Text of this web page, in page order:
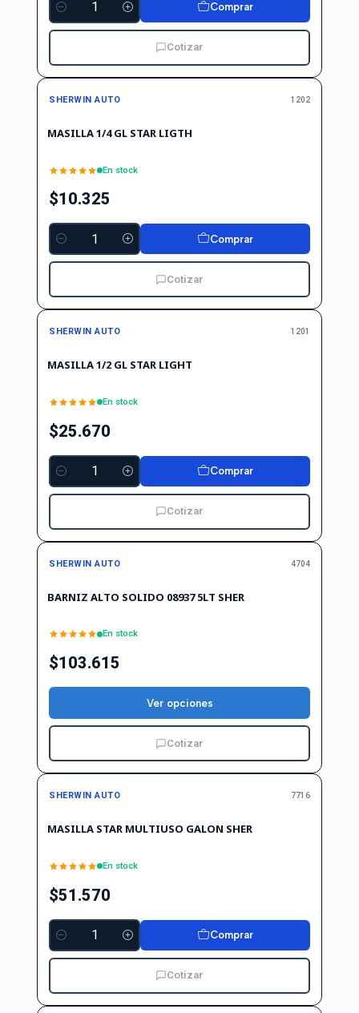
Cantidad
Comprar
Cotizar
SHERWIN AUTO 1202
MASILLA 1/4 GL STAR LIGTH
En stock
$10.325
Cantidad
Comprar
Cotizar
SHERWIN AUTO 1201
MASILLA 1/2 GL STAR LIGHT
En stock
$25.670
Cantidad
Comprar
Cotizar
SHERWIN AUTO 4704
BARNIZ ALTO SOLIDO 08937 5LT SHER
En stock
$103.615
Ver opciones
Cotizar
SHERWIN AUTO 7716
MASILLA STAR MULTIUSO GALON SHER
En stock
$51.570
Cantidad
Comprar
Cotizar